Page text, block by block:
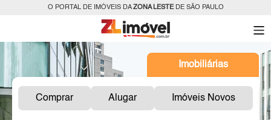
O PORTAL DE IMÓVEIS DAZONA LESTEDE SÃO PAULO
Comprar Alugar Imóveis Novos
Imobiliárias